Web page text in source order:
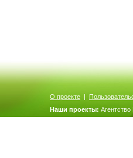
О проекте |
Наши проекты: